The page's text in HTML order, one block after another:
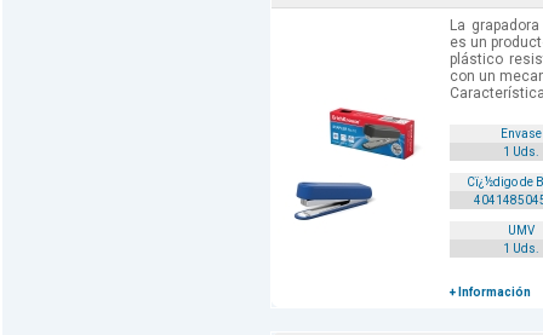
La
es un
plástico
con un
Envase
1 Uds.
Cï¿½digo de
UMV
1 Uds.
+ Información